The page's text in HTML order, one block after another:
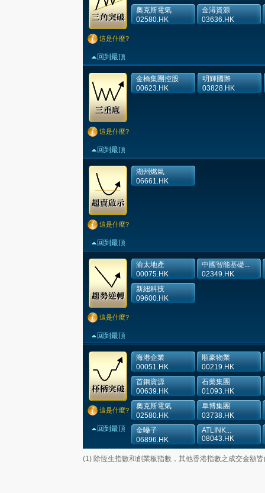
這是什麼?
回到最頂
奧克斯電氣
02580.HK
金潯資源
03636.HK
這是什麼?
回到最頂
金橋集團控股
00623.HK
明輝國際
03828.HK
這是什麼?
回到最頂
湖州燃氣
06661.HK
這是什麼?
回到最頂
渝太地產
00075.HK
中國智能基礎...
02349.HK
新紐科技
09600.HK
這是什麼?
回到最頂
海港企業
00051.HK
順豪物業
00219.HK
首鋼資源
00639.HK
石藥集團
01093.HK
奧克斯電氣
02580.HK
阜博集團
03738.HK
金嗓子
06896.HK
ATLINK...
08043.HK
(1) 除恆生指數和創業板指數，其他香港指數之成交金額